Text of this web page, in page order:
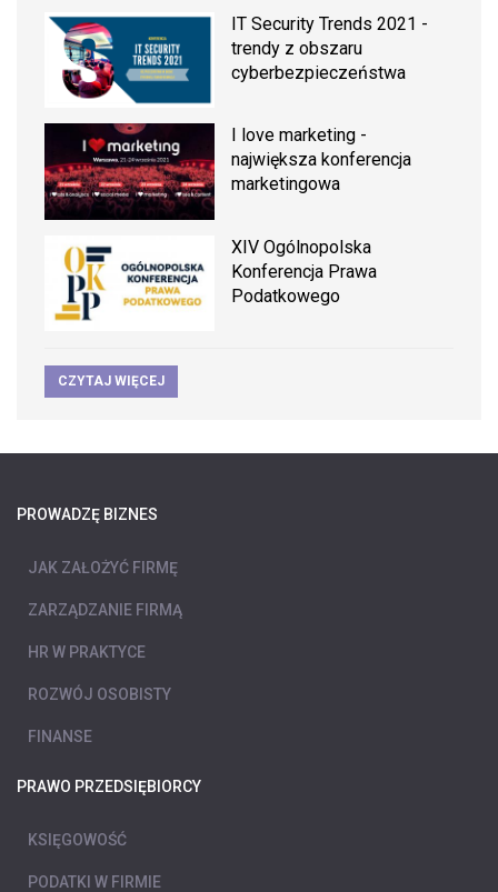
IT Security Trends 2021 -
trendy z obszaru
cyberbezpieczeństwa
I love marketing -
największa konferencja
marketingowa
XIV Ogólnopolska
Konferencja Prawa
Podatkowego
CZYTAJ WIĘCEJ
PROWADZĘ BIZNES
JAK ZAŁOŻYĆ FIRMĘ
ZARZĄDZANIE FIRMĄ
HR W PRAKTYCE
ROZWÓJ OSOBISTY
FINANSE
PRAWO PRZEDSIĘBIORCY
KSIĘGOWOŚĆ
PODATKI W FIRMIE